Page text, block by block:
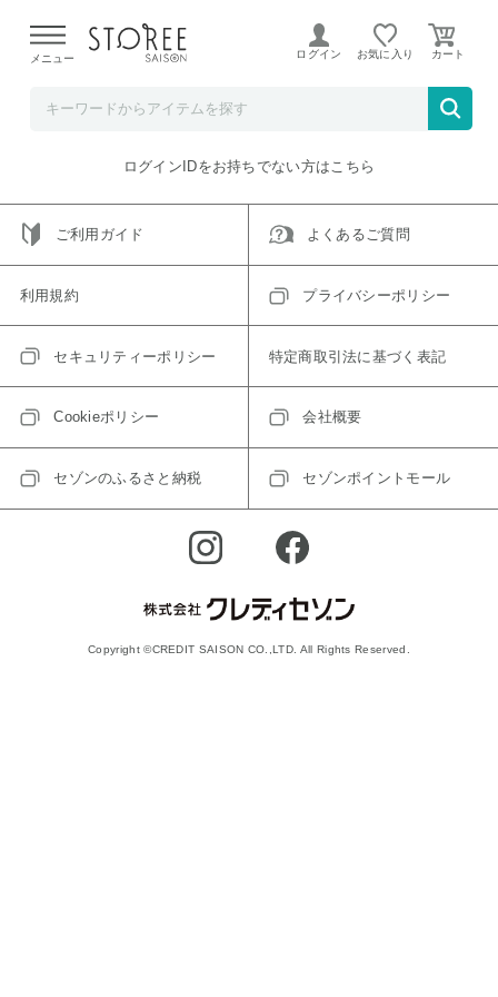
よる配送遅延が発生しております。
メニュー ログイン お気に入り
ご指定のアイテムは取り扱い終了、またはただいま取り扱い
トップへ戻る
ログインIDをお持ちでない方はこちら
ご利用ガイド よくあるご質問
利用規約 プライバシーポリシー
セキュリティーポリシー 特定商取引法に基づく表記
Cookieポリシー 会社概要
セゾンのふるさと納税 セゾンポイントモール
Copyright ©CREDIT SAISON CO.,LTD. All Rights Reserved.